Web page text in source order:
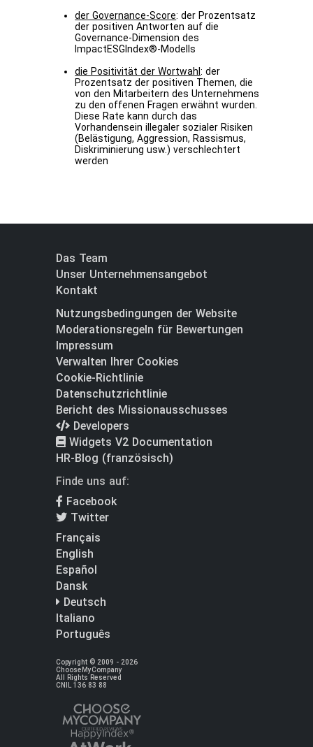
der Governance-Score: der Prozentsatz
der positiven Antworten auf die
Governance-Dimension des
ImpactESGIndex®-Modells
die Positivität der Wortwahl: der
Prozentsatz der positiven Themen, die
von den Mitarbeitern des Unternehmens
zu den offenen Fragen erwähnt wurden.
Diese Rate kann durch das
Vorhandensein illegaler sozialer Risiken
(Belästigung, Aggression, Rassismus,
Diskriminierung usw.) verschlechtert
werden
Das Team
Unser Unternehmensangebot
Kontakt
Nutzungsbedingungen der Website
Moderationsregeln für Bewertungen
Impressum
Verwalten Ihrer Cookies
Cookie-Richtlinie
Datenschutzrichtlinie
Bericht des Missionausschusses
Developers
Widgets V2 Documentation
HR-Blog (französisch)
Finde uns auf:
Facebook
Twitter
Français
English
Español
Dansk
Deutsch
Italiano
Português
Copyright © 2009 - 2026
ChooseMyCompany
All Rights Reserved
CNIL 136 83 88